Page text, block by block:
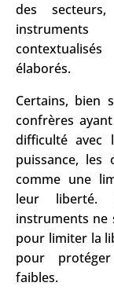
des secteurs,
élaborés.
Certains, bien
confrères
difficulté avec
puissance, les
comme une
leur liberté.
instruments ne
pour limiter la
pour
faibles.